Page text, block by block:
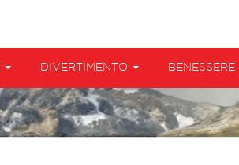
DIVERTIMENTO BENESSERE